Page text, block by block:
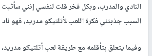
النادي والمدرب، وبكل فخر قلت لنفسي إنني سأثبت
السبب جذبتني فكرة اللعب لأتلتيكو مدريد، فهو
وفيما يتعلق بتأقلمه مع طريقة لعب أتلتيكو